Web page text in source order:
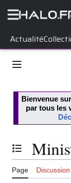
Actualité
contenu
Menu principal
Bienvenue
par tous les
Basculer la
Page Discussion